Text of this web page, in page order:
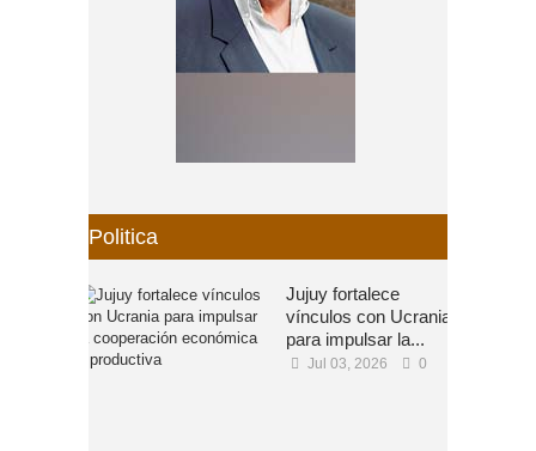
Politica
Jujuy fortalece
vínculos con Ucrania
para impulsar la...
Jul 03, 2026 0